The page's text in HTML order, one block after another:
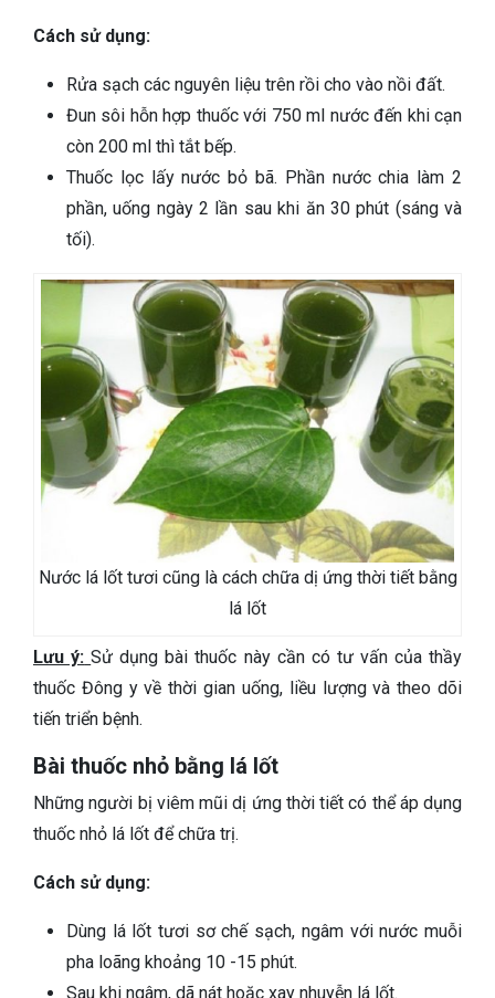
Cách sử dụng:
Rửa sạch các nguyên liệu trên rồi cho vào nồi đất.
Đun sôi hỗn hợp thuốc với 750 ml nước đến khi cạn
còn 200 ml thì tắt bếp.
Thuốc lọc lấy nước bỏ bã. Phần nước chia làm 2
phần, uống ngày 2 lần sau khi ăn 30 phút (sáng và
tối).
Nước lá lốt tươi cũng là cách chữa dị ứng thời tiết bằng
lá lốt
Lưu ý: Sử dụng bài thuốc này cần có tư vấn của thầy
thuốc Đông y về thời gian uống, liều lượng và theo dõi
tiến triển bệnh.
Bài thuốc nhỏ bằng lá lốt
Những người bị viêm mũi dị ứng thời tiết có thể áp dụng
thuốc nhỏ lá lốt để chữa trị.
Cách sử dụng:
Dùng lá lốt tươi sơ chế sạch, ngâm với nước muỗi
pha loãng khoảng 10 -15 phút.
Sau khi ngâm, dã nát hoặc xay nhuyễn lá lốt.